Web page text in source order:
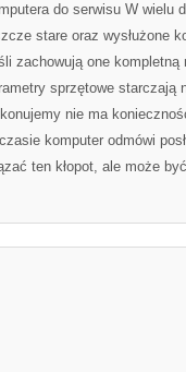
do serwisu W wielu
stare oraz wysłużone
zachowują one kompletną
sprzętowe starczają
nie ma
komputer odmówi
ten kłopot, ale może